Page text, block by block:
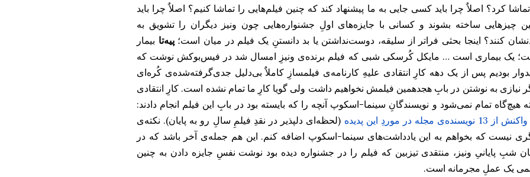
کرد؟ اصلاٌ چرا باید کسی جایی به ما پیشنهاد کند که چنین فیلم‌هایی را تماشا کنیم؟ اصلاٌ چرا باید
چیزهایی ساخته بشوند و کسانی با جایزه‌های اولِ جشنواره‌هایی چون ونیز دیگران را تشویق به
کنند؟ اینجا بحثی فراتر از سلیقه، دوست‌نداشتن یا بد دانستنِ یک فیلم در میان است؛پیه‌تا بیمار
یک بیماری است … مایکل کُرسکی شبی که فیلم برنده‌ی ونیزِ امسال شد در فیس‌بوکش نوشت که
بودیم پس از یک دهه کارِ انتقادی علیهِ کارنامه‌ی فیلمسازِ کاملاٌ بی‌دلیل جدی‌گرفته‌شده‌ی کُره‌ای
نیازی به نوشتن در بابِ هجدهمین فیلمش نخواهیم داشت ولی گویا کارِ ما تمام نشده است. کارِ انتقادی
هیچ‌گاه تمام نمی‌شود و نویسندگانِ سینما-اسکوپ آنچه را که بایسته بود در بابِ این فیلم انجام دادند:
(لحظه‌ای دلپذیر در نقدِ فیلمِ سالِ رو به پایان). نکته‌ی
نیست که بخواهم به این یادداشت‌های سینما-اسکوپ اضافه کنم. این هم جمله‌ی آخر باشد که در
شبِ پایانیِ ونیز، منتقدی تیزبین که فیلم را در جشنواره دیده بود نوشت نفسِ جایزه دادن به چنین
یک عملِ مجرمانه است.